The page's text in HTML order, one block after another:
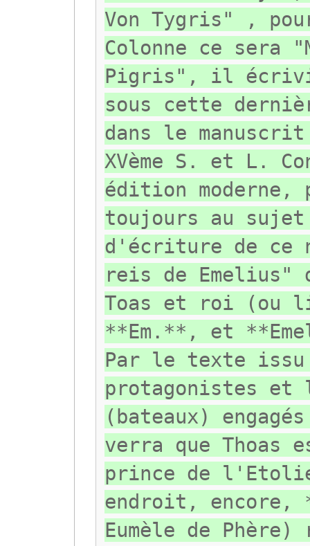
Von Tygris" ,
Colonne ce sera
Pigris", il écrivit
sous cette
dans le
XVème S. et L.
édition moderne,
toujours au
d'écriture de ce
reis de Emelius"
Toas et roi (ou
**Em.**, et
Par le texte issu
protagonistes et
(bateaux)
verra que
prince de l'Etolie
endroit, encore,
Eumèle de